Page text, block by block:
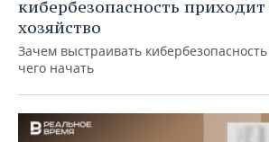
кибербезопасность приходит
хозяйство
Зачем выстраивать кибербезопасность
чего начать